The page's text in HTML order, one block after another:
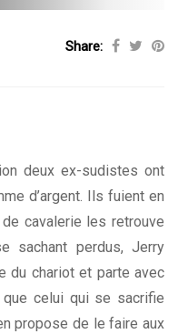
Share:
deux ex-sudistes ont
d’argent. Ils fuient en
cavalerie les retrouve
sachant perdus, Jerry
du chariot et parte avec
que celui qui se sacrifie
propose de le faire aux